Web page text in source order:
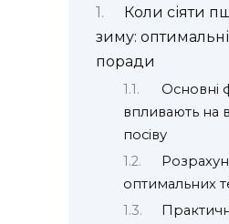
Коли сіяти
зиму:
поради
Основні
впливають на
посіву
оптимальних